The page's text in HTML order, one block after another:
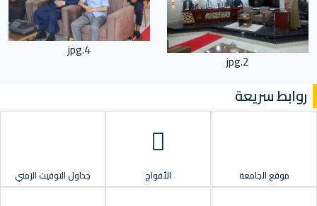
2.jpg
4.jpg
روابط سريعة
موقع الجامعة الأفواج جداول التوقيت الزمني